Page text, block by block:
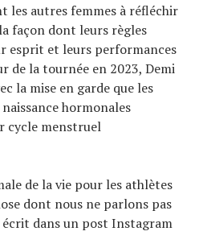
les autres femmes à réfléchir
façon dont leurs règles
esprit et leurs performances
de la tournée en 2023, Demi
la mise en garde que les
hormonales
cycle menstruel
de la vie pour les athlètes
dont nous ne parlons pas
dans un post Instagram